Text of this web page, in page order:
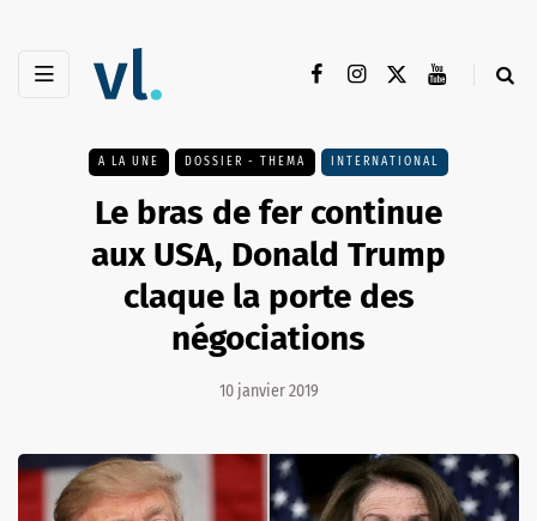
A LA UNE DOSSIER - THEMA INTERNATIONAL
Le bras de fer continue
aux USA, Donald Trump
claque la porte des
négociations
10 janvier 2019